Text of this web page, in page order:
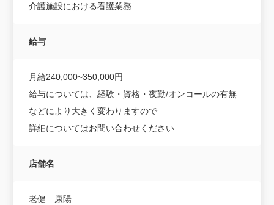
介護施設における看護業務
給与
月給240,000~350,000円
給与については、経験・資格・夜勤/オンコールの有無
などにより大きく変わりますので
詳細についてはお問い合わせください
店舗名
老健 康陽